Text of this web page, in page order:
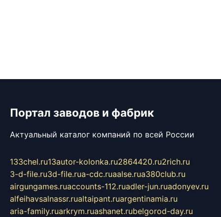
Портал заводов и фабрик
Актуальный каталог компаний по всей России
133chel.ru13autor-kolonka.ru2864420.ru2rich.ru
3-d-file.ru3d-file.rua-cdc.ruaalse.rua380club.ru
airgungames.ruaccounts-112.ruadler-jun.ruadonyev.ru
alfeihavsalnassr.rualtaipant.ruargentinamia.ru
aria-family.ruarkrym.ruashanet.rubelgorod-day.ru